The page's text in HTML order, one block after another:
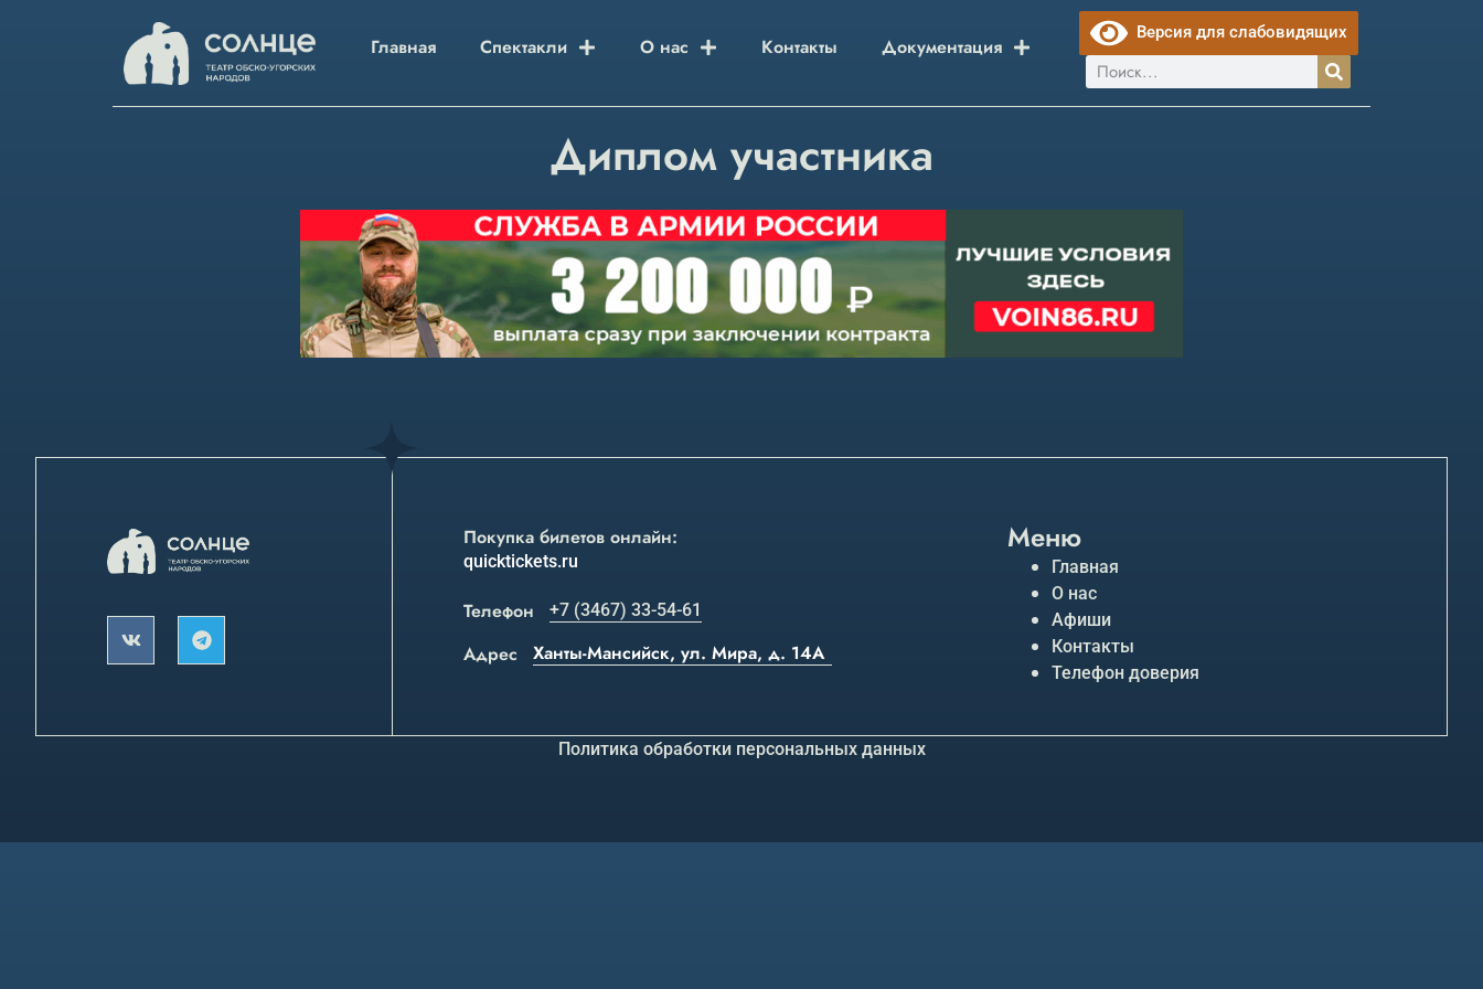
Главная Спектакли О нас Контакты Документация
Версия для слабовидящих
Диплом участника
Покупка билетов онлайн:
quicktickets.ru
Телефон +7 (3467) 33-54-61
Адрес Ханты-Мансийск, ул. Мира, д. 14А
Меню
Главная
О нас
Афиши
Контакты
Телефон доверия
Политика обработки персональных данных